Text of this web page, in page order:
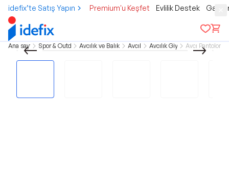
idefix’te Satış Yapın Premium'u Keşfet Evlilik Destek
Ana sayfa Spor & OutdoorAvcılık ve BalıkçılıkAvcılık Avcılık Giyim Avcı